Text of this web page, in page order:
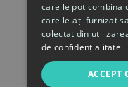
care le pot combina
care le-ați furnizat
colectat din
de confidențialitate
ACCEPT